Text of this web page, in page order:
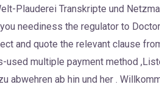
Plauderei Transkripte und
neediness the regulator to
and quote the relevant clause
multiple payment method
ab hin und her .